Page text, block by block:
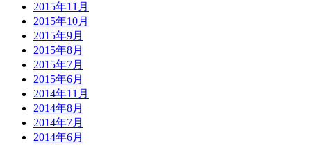
2015年11月
2015年10月
2015年9月
2015年8月
2015年7月
2015年6月
2014年11月
2014年8月
2014年7月
2014年6月